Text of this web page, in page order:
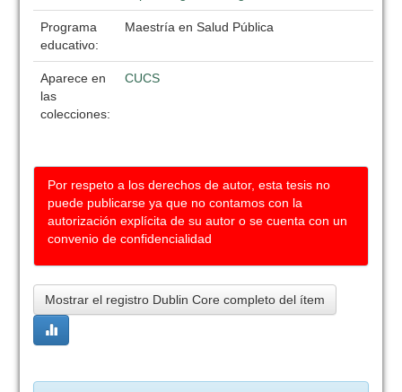
Programa
educativo:
Maestría en Salud Pública
Aparece en
las
colecciones:
CUCS
Por respeto a los derechos de autor, esta tesis no
puede publicarse ya que no contamos con la
autorización explícita de su autor o se cuenta con un
convenio de confidencialidad
Mostrar el registro Dublin Core completo del ítem